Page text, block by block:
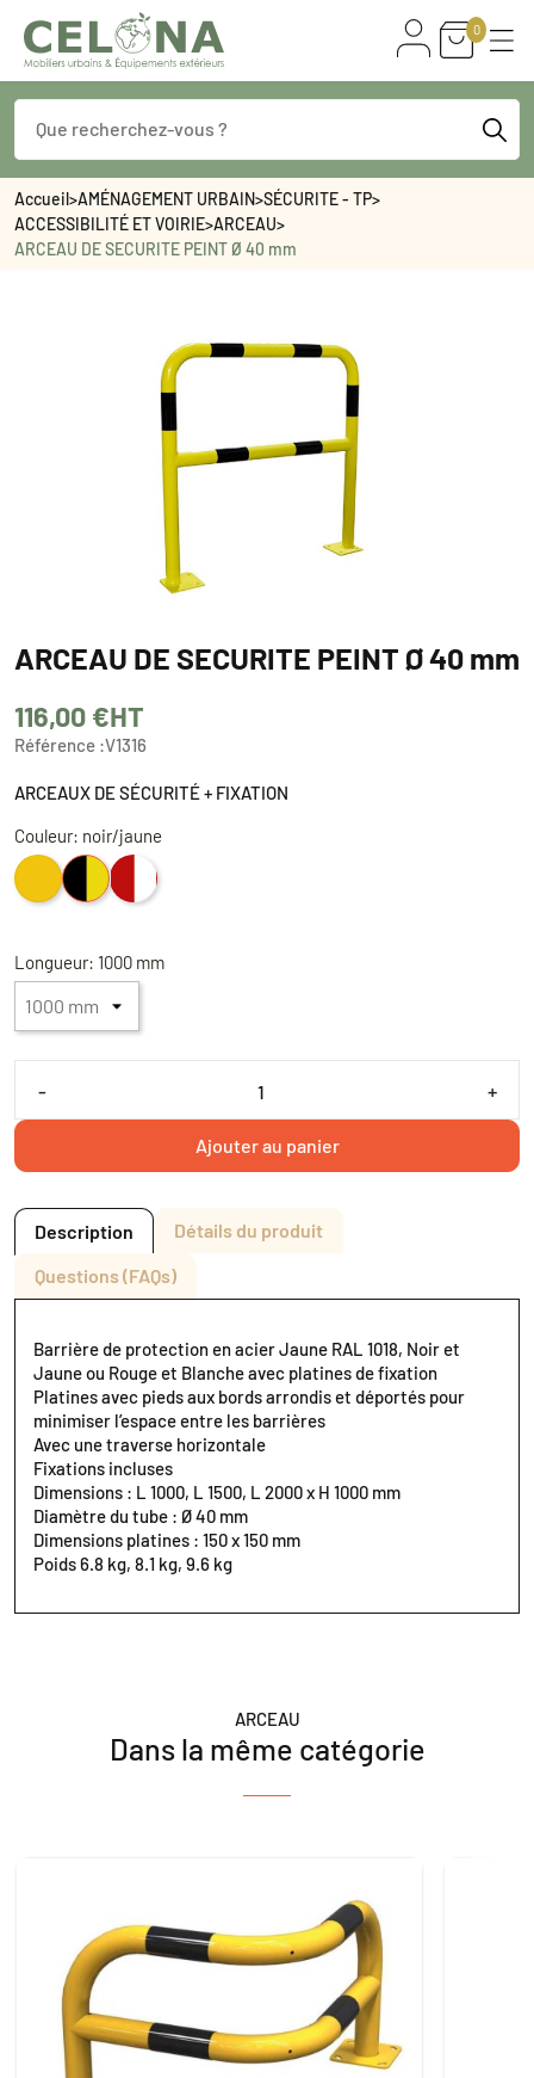
0
Accueil>AMÉNAGEMENT URBAIN>SÉCURITE - TP>
ACCESSIBILITÉ ET VOIRIE>ARCEAU>
ARCEAU DE SECURITE PEINT Ø 40 mm
ARCEAU DE SECURITE PEINT Ø 40 mm
116,00 €HT
Référence :V1316
ARCEAUX DE SÉCURITÉ + FIXATION
Couleur: noir/jaune
Jaunenoir/jaunerouge/blanche
Longueur: 1000 mm
- +
Ajouter au panier
Description
Détails du produit
Questions (FAQs)
Barrière de protection en acier Jaune RAL 1018, Noir et
Jaune ou Rouge et Blanche avec platines de fixation
Platines avec pieds aux bords arrondis et déportés pour
minimiser l’espace entre les barrières
Avec une traverse horizontale
Fixations incluses
Dimensions : L 1000, L 1500, L 2000 x H 1000 mm
Diamètre du tube : Ø 40 mm
Dimensions platines : 150 x 150 mm
Poids 6.8 kg, 8.1 kg, 9.6 kg
ARCEAU
Dans la même catégorie